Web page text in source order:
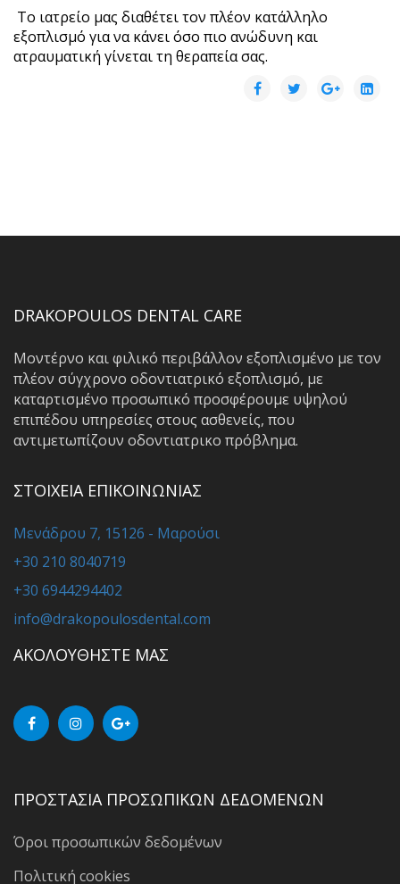
Το ιατρείο μας διαθέτει τον πλέον κατάλληλο
εξοπλισμό για να κάνει όσο πιο ανώδυνη και
ατραυματική γίνεται τη θεραπεία σας.
DRAKOPOULOS DENTAL CARE
Μοντέρνο και φιλικό περιβάλλον εξοπλισμένο με τον
πλέον σύγχρονο οδοντιατρικό εξοπλισμό, με
καταρτισμένο προσωπικό προσφέρουμε υψηλού
επιπέδου υπηρεσίες στους ασθενείς, που
αντιμετωπίζουν οδοντιατρικο πρόβλημα.
ΣΤΟΙΧΕΙΑ ΕΠΙΚΟΙΝΩΝΙΑΣ
Μενάδρου 7, 15126 - Μαρούσι
+30 210 8040719
+30 6944294402
info@drakopoulosdental.com
ΑΚΟΛΟΥΘΗΣΤΕ ΜΑΣ
ΠΡΟΣΤΑΣΙΑ ΠΡΟΣΩΠΙΚΩΝ ΔΕΔΟΜΕΝΩΝ
Όροι προσωπικών δεδομένων
Πολιτική cookies